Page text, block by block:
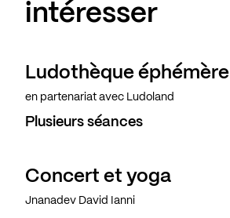
intéresser
Ludothèque éphémère
en partenariat avec Ludoland
Plusieurs séances
Concert et yoga
Jnanadev David Ianni